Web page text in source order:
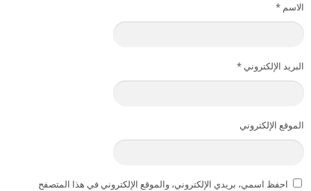
الاسم *
البريد الإلكتروني *
الموقع الإلكتروني
احفظ اسمي، بريدي الإلكتروني، والموقع الإلكتروني في هذا المتصفح